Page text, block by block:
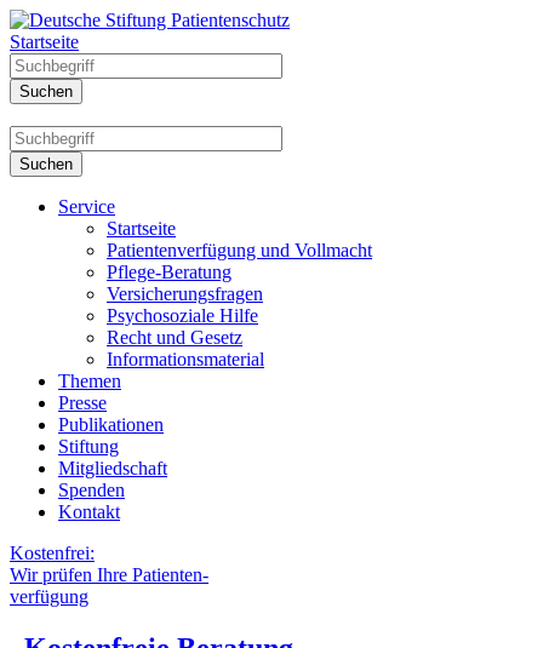
Startseite
Service
Startseite
Patientenverfügung und Vollmacht
Pflege-Beratung
Versicherungsfragen
Psychosoziale Hilfe
Recht und Gesetz
Informationsmaterial
Themen
Presse
Publikationen
Stiftung
Mitgliedschaft
Spenden
Kontakt
Kostenfrei:
Wir prüfen Ihre Patienten-
verfügung